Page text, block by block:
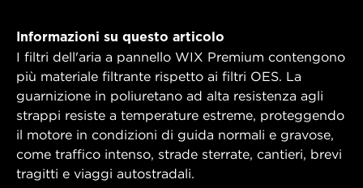
Informazioni su questo articolo
I filtri dell'aria a pannello WIX Premium contengono
più materiale filtrante rispetto ai filtri OES. La
guarnizione in poliuretano ad alta resistenza agli
strappi resiste a temperature estreme, proteggendo
il motore in condizioni di guida normali e gravose,
come traffico intenso, strade sterrate, cantieri, brevi
tragitti e viaggi autostradali.